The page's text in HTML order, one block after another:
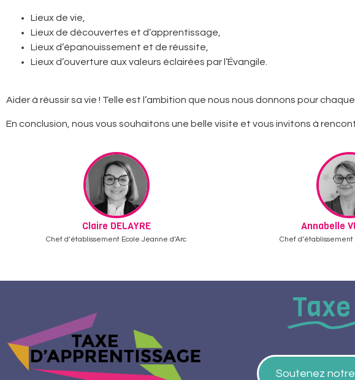
Lieux de vie,
Lieux de découvertes et d’apprentissage,
Lieux d’épanouissement et de réussite,
Lieux d’ouverture aux valeurs éclairées par l’Évangile.
Aider à réussir sa vie ! Telle est l’ambition que nous nous donnons pour
En conclusion, nous vous souhaitons une belle visite et vous invitons à
Claire DELAYRE
Chef d’établissement Ecole Jeanne d’Arc
Annabelle
Chef
Soutenez